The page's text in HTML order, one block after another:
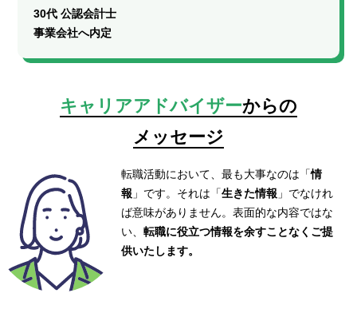
30代 公認会計士
事業会社へ内定
キャリアアドバイザーからの
メッセージ
転職活動において、最も大事なのは「情
報 」です。それは「生きた情報 」でなけれ
ば意味がありません。表面的な内容ではな
い、転職に役立つ情報を余すことなくご提
供いたします。